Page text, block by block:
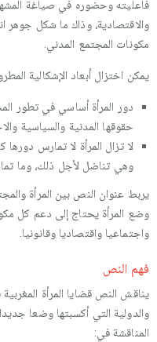
فاعليته وحضوره في صياغة المشهد
والاقتصادية، وذاك ما شكل جوهر
مكونات المجتمع المدني.
يمكن اختزال أبعاد الإشكالية
دور المرأة أساسي في تطور
حقوقها المدنية والسياسية
لا تزال المرأة لا تمارس دورها
وهي تناضل لأجل ذلك، وما
يربط عنوان النص بين المرأة
وضع المرأة يحتاج إلى دعم كل
واجتماعيا واقتصاديا وقانونيا.
فهم النص
يناقش النص قضايا المرأة
والدولية التي أكسبتها وضعا
المناقشة في: